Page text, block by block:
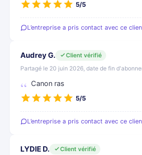
5/5
L’entreprise a pris contact avec ce
Audrey G.
Client vérifié
Partagé le 20 juin 2026, date de fin
Canon ras
5/5
L’entreprise a pris contact avec ce
LYDIE D.
Client vérifié